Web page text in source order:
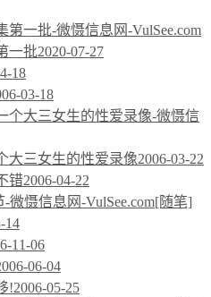
一批2020-07-27
18
03-18
大三女生的性爱录像2006-03-22
错2006-04-22
[随笔]
14
11-06
06-04
!2006-05-25